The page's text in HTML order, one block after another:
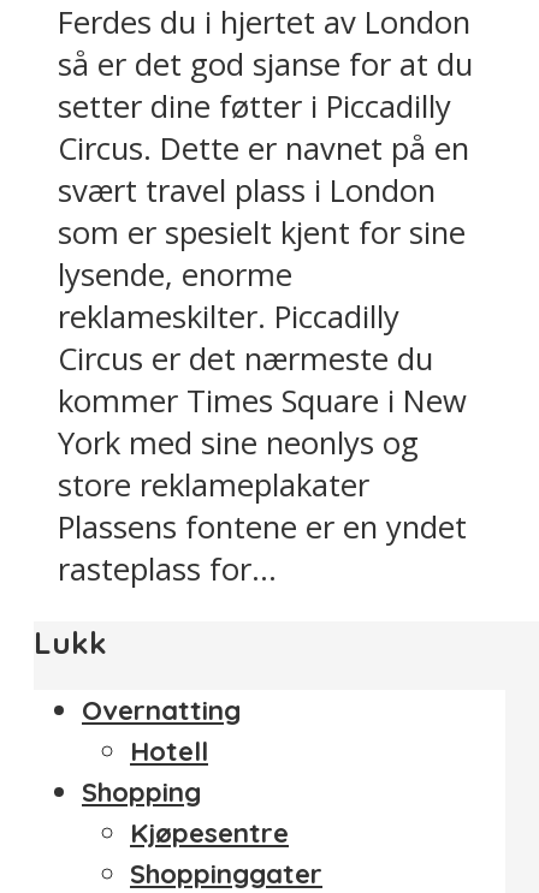
Ferdes du i hjertet av London
så er det god sjanse for at du
setter dine føtter i Piccadilly
Circus. Dette er navnet på en
svært travel plass i London
som er spesielt kjent for sine
lysende, enorme
reklameskilter. Piccadilly
Circus er det nærmeste du
kommer Times Square i New
York med sine neonlys og
store reklameplakater
Plassens fontene er en yndet
rasteplass for...
Lukk
Overnatting
Hotell
Shopping
Kjøpesentre
Shoppinggater